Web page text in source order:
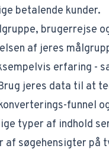
betalende kunder.
brugerrejse
af jeres
erfaring -
jeres data til at
funnel
typer af indhold
af søgehensigter på